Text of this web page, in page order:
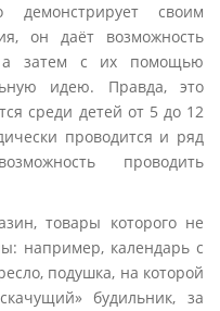
своим
он даёт возможность
а затем с их помощью
идею. Правда, это
среди детей от 5 до 12
проводится и ряд
проводить
товары которого не
например, календарь с
подушка, на которой
будильник, за